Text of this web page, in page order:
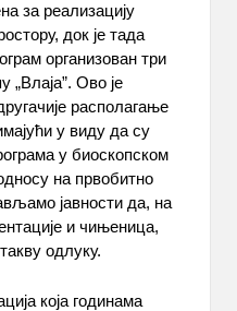
за реализацију
док је тада
организован три
„Влаја”. Ово је
располагање
у виду да су
у биоскопском
на првобитно
јавности да, на
и чињеница,
одлуку.
која годинама